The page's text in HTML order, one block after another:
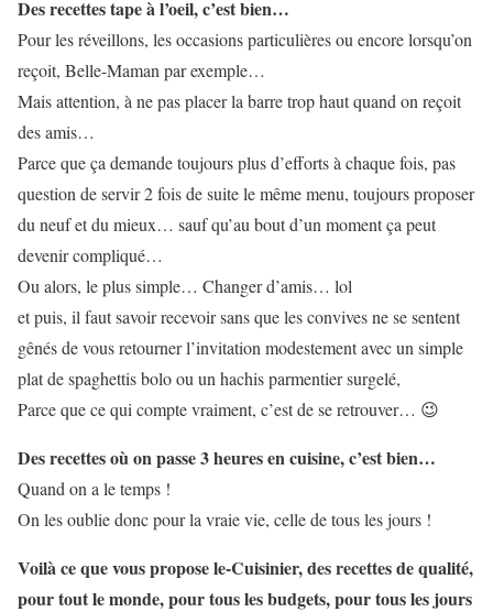
Des recettes tape à l’oeil, c’est bien…
Pour les réveillons, les occasions particulières ou encore lorsqu’on
reçoit, Belle-Maman par exemple…
Mais attention, à ne pas placer la barre trop haut quand on reçoit
des amis…
Parce que ça demande toujours plus d’efforts à chaque fois, pas
question de servir 2 fois de suite le même menu, toujours proposer
du neuf et du mieux… sauf qu’au bout d’un moment ça peut
devenir compliqué…
Ou alors, le plus simple… Changer d’amis… lol
et puis, il faut savoir recevoir sans que les convives ne se sentent
gênés de vous retourner l’invitation modestement avec un simple
plat de spaghettis bolo ou un hachis parmentier surgelé,
Parce que ce qui compte vraiment, c’est de se retrouver… 😉
Des recettes où on passe 3 heures en cuisine, c’est bien…
Quand on a le temps !
On les oublie donc pour la vraie vie, celle de tous les jours !
Voilà ce que vous propose le-Cuisinier, des recettes de qualité,
pour tout le monde, pour tous les budgets, pour tous les jours